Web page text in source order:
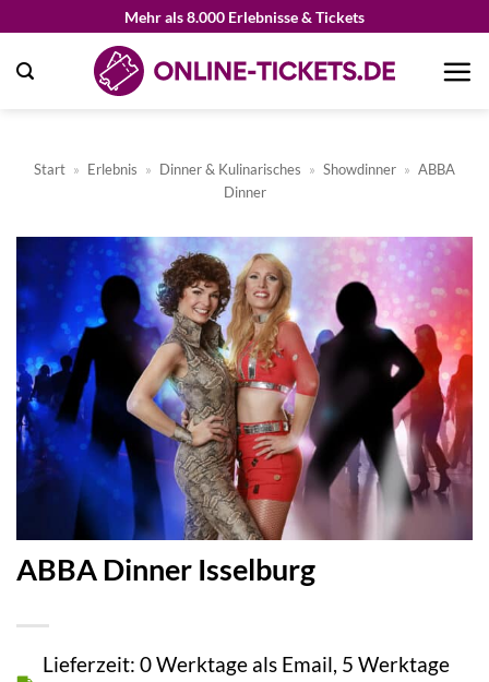
springen
Mehr als 8.000 Erlebnisse & Tickets
Start » Erlebnis » Dinner & Kulinarisches » Showdinner » ABBA
Dinner
ABBA Dinner Isselburg
Lieferzeit: 0 Werktage als Email, 5 Werktage